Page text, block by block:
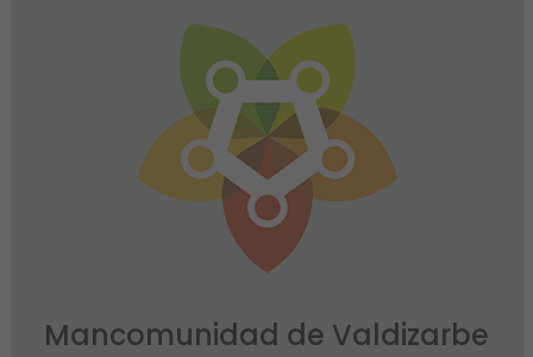
Mancomunidad de Valdizarbe